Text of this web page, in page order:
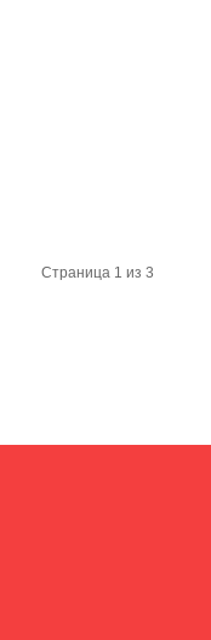
Страница 1 из 3